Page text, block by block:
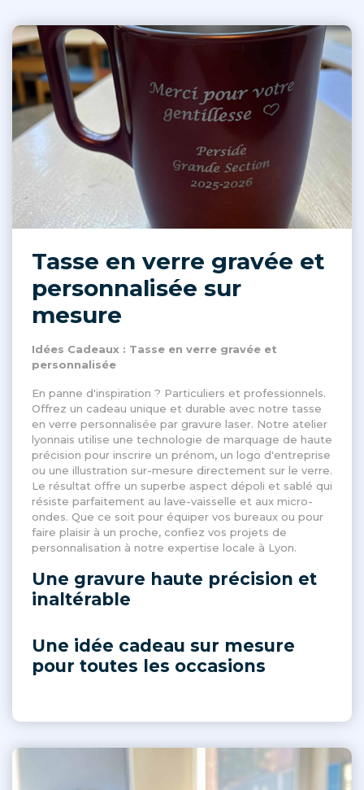
Tasse en verre gravée et
personnalisée sur
mesure
Idées Cadeaux : Tasse en verre gravée et
personnalisée
En panne d'inspiration ? Particuliers et professionnels.
Offrez un cadeau unique et durable avec notre tasse
en verre personnalisée par gravure laser. Notre atelier
lyonnais utilise une technologie de marquage de haute
précision pour inscrire un prénom, un logo d'entreprise
ou une illustration sur-mesure directement sur le verre.
Le résultat offre un superbe aspect dépoli et sablé qui
résiste parfaitement au lave-vaisselle et aux micro-
ondes. Que ce soit pour équiper vos bureaux ou pour
faire plaisir à un proche, confiez vos projets de
personnalisation à notre expertise locale à Lyon.
Une gravure haute précision et
inaltérable
Une idée cadeau sur mesure
pour toutes les occasions